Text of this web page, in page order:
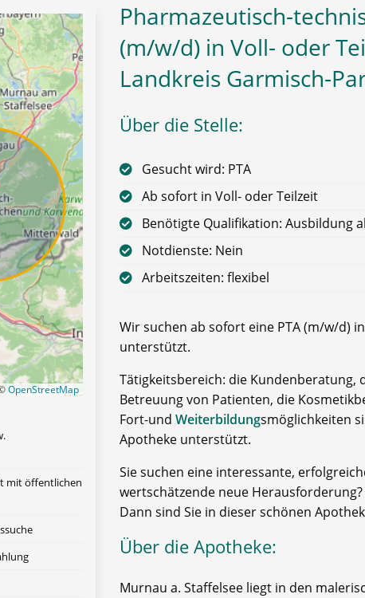
Pharmazeutisch-
(m/w/d) in Voll- oder
Landkreis Garmisch-
Über die Stelle:
Gesucht wird: PTA
Ab sofort in Voll- oder Teilzeit
Benötigte Qualifikation: Ausbildung
Notdienste: Nein
Arbeitszeiten: flexibel
Wir suchen ab sofort eine PTA (m/w/d)
unterstützt.
Tätigkeitsbereich: die Kundenberatung,
Betreuung von Patienten, die
Fort-und Weiterbildungsmöglichkeiten
Apotheke unterstützt.
Sie suchen eine interessante,
wertschätzende neue Herausforderung?
Dann sind Sie in dieser schönen
Über die Apotheke:
Murnau a. Staffelsee liegt in den
OpenStreetMap
mit öffentlichen